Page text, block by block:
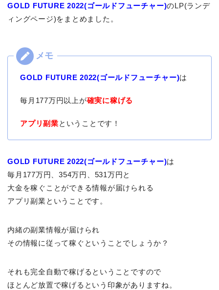
GOLD FUTURE 2022(ゴールドフューチャー)のLP(ランデ
ィングページ)をまとめました。
GOLD FUTURE 2022(ゴールドフューチャー)は
毎月177万円以上が確実に稼げる
アプリ副業ということです！
GOLD FUTURE 2022(ゴールドフューチャー)は
毎月177万円、354万円、531万円と
大金を稼ぐことができる情報が届けられる
アプリ副業ということです。
内緒の副業情報が届けられ
その情報に従って稼ぐということでしょうか？
それも完全自動で稼げるということですので
ほとんど放置で稼げるという印象がありますね。